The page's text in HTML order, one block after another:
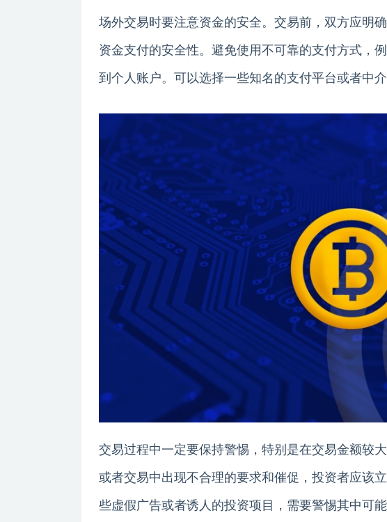
场外交易时要注意资金的安全。交易前，双方应明
资金支付的安全性。避免使用不可靠的支付方式，
到个人账户。可以选择一些知名的支付平台或者中
交易过程中一定要保持警惕，特别是在交易金额较
或者交易中出现不合理的要求和催促，投资者应该
些虚假广告或者诱人的投资项目，需要警惕其中可能